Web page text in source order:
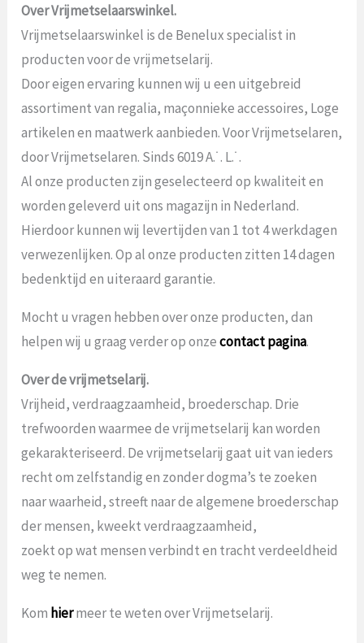
Over Vrijmetselaarswinkel.
Vrijmetselaarswinkel is de Benelux specialist in
producten voor de vrijmetselarij.
Door eigen ervaring kunnen wij u een uitgebreid
assortiment van regalia, maçonnieke accessoires, Loge
artikelen en maatwerk aanbieden. Voor Vrijmetselaren,
door Vrijmetselaren. Sinds 6019 A.˙. L.˙.
Al onze producten zijn geselecteerd op kwaliteit en
worden geleverd uit ons magazijn in Nederland.
Hierdoor kunnen wij levertijden van 1 tot 4 werkdagen
verwezenlijken. Op al onze producten zitten 14 dagen
bedenktijd en uiteraard garantie.
Mocht u vragen hebben over onze producten, dan
helpen wij u graag verder op onzecontact pagina.
Over de vrijmetselarij.
Vrijheid, verdraagzaamheid, broederschap. Drie
trefwoorden waarmee de vrijmetselarij kan worden
gekarakteriseerd. De vrijmetselarij gaat uit van ieders
recht om zelfstandig en zonder dogma’s te zoeken
naar waarheid, streeft naar de algemene broederschap
der mensen, kweekt verdraagzaamheid,
zoekt op wat mensen verbindt en tracht verdeeldheid
weg te nemen.
Kom hiermeer te weten over Vrijmetselarij.